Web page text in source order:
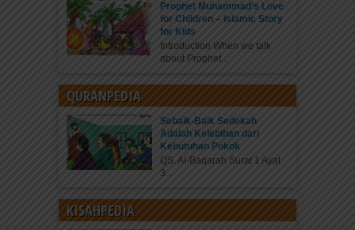
Prophet Muhammad’s Love
for Children – Islamic Story
for Kids
Introduction When we talk
about Prophet...
QURANPEDIA
Sebaik-Baik Sedekah
Adalah Kelebihan dari
Kebutuhan Pokok
QS. Al-Baqarah Surat 1 Ayat
3...
KISAHPEDIA